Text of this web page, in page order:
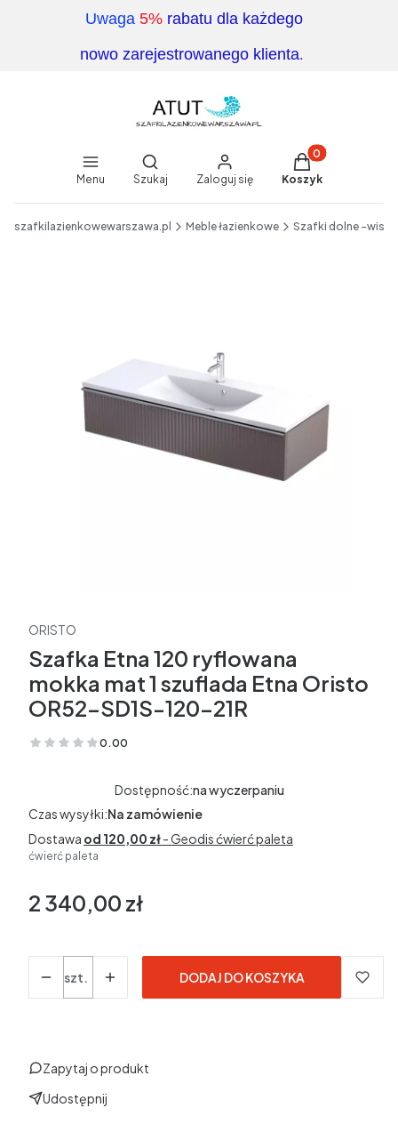
Uwaga 5% rabatu dla każdego
nowo zarejestrowanego klienta.
Menu
Otwórz wyszukiwarkę
Szukaj Zaloguj się
Produkty w
Koszyk
szafkilazienkowewarszawa.pl Meble łazienkowe Szafki dolne -
ORISTO
Szafka Etna 120 ryflowana
mokka mat 1 szuflada Etna Oristo
OR52-SD1S-120-21R
0.00
(Oceny: 0 Recenzje: 0)
Dostępność:na wyczerpaniu
Czas wysyłki:Na zamówienie
Dostawa od 120,00 zł- Geodis ćwierć paleta
ćwierć paleta
Cena
2 340,00 zł
w tym 23% VAT
23%
szt.
DODAJ DO KOSZYKA
Zapytaj o produkt
Udostępnij